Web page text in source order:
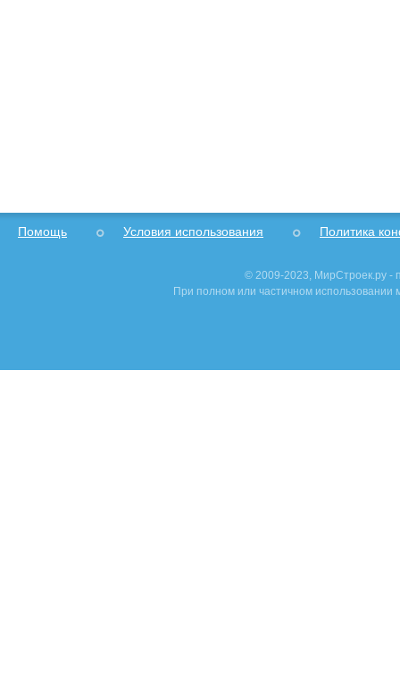
Помощь Условия использования Политика
© 2009-2023, МирСтроек.ру -
При полном или частичном использовании